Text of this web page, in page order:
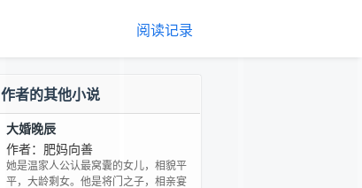
阅读记录
作者的其他小说
大婚晚辰
作者：肥妈向善
她是温家人公认最窝囊的女儿，相貌平
平，大龄剩女。他是将门之子，相亲宴